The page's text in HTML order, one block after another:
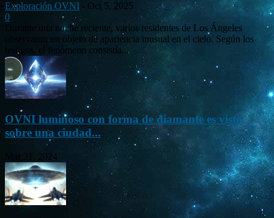
Exploración OVNI - Oct 5, 2025
0
Durante una noche reciente, varios residentes de Los Ángeles
observaron un objeto de apariencia inusual en el cielo. Según los
testigos, el fenómeno consistía...
OVNI luminoso con forma de diamante es visto
sobre una ciudad...
Mar 31, 2024